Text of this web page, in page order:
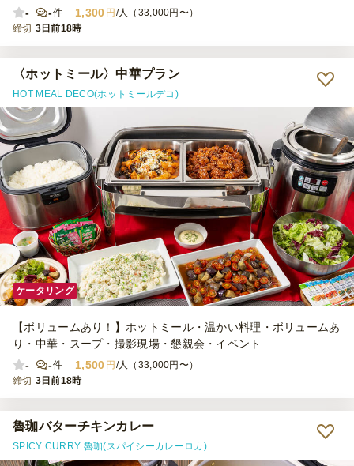
-
-件 1,300 円 /人（33,000円〜）
締切 3日前18時
〈ホットミール〉中華プラン
HOT MEAL DECO(ホットミールデコ)
ケータリング
【ボリュームあり！】ホットミール・温かい料理・ボリュームあ
り・中華・スープ・撮影現場・懇親会・イベント
-
-件 1,500 円 /人（33,000円〜）
締切 3日前18時
魯珈バターチキンカレー
SPICY CURRY 魯珈(スパイシーカレーロカ)